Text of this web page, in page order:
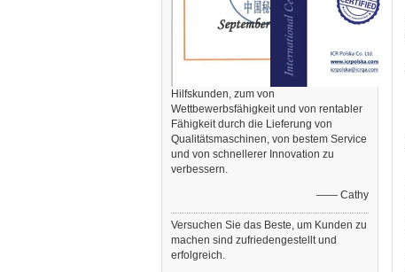
Hilfskunden, zum von
Wettbewerbsfähigkeit und von rentabler
Fähigkeit durch die Lieferung von
Qualitätsmaschinen, von bestem Service
und von schnellerer Innovation zu
verbessern.
—— Cathy
Versuchen Sie das Beste, um Kunden zu
machen sind zufriedengestellt und
erfolgreich.